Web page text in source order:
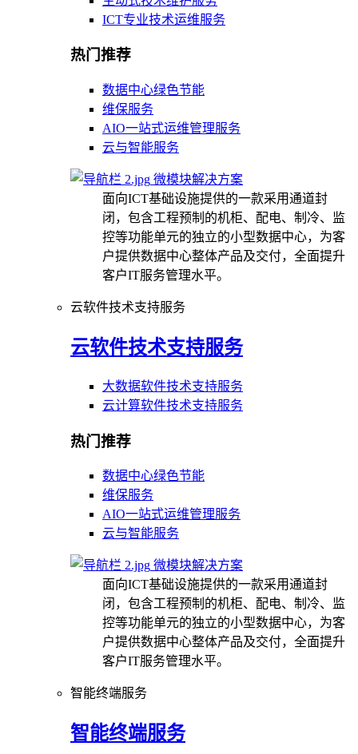
ICT专业技术运维服务
热门推荐
数据中心绿色节能
维保服务
AIO一站式运维管理服务
云与智能服务
微模块解决方案
面向ICT基础设施提供的一款采用通道封
闭，包含工程预制的机柜、配电、制冷、监
控等功能单元的独立的小型数据中心，为客
户提供数据中心整体产品及交付，全面提升
客户IT服务管理水平。
云软件技术支持服务
云软件技术支持服务
大数据软件技术支持服务
云计算软件技术支持服务
热门推荐
数据中心绿色节能
维保服务
AIO一站式运维管理服务
云与智能服务
微模块解决方案
面向ICT基础设施提供的一款采用通道封
闭，包含工程预制的机柜、配电、制冷、监
控等功能单元的独立的小型数据中心，为客
户提供数据中心整体产品及交付，全面提升
客户IT服务管理水平。
智能终端服务
智能终端服务